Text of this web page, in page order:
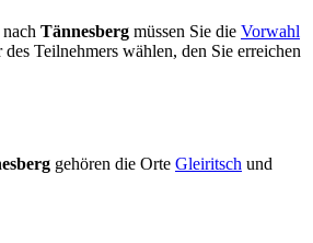
Tännesberg müssen Sie die Vorwahl
Teilnehmers wählen, den Sie erreichen
gehören die Orte Gleiritsch und